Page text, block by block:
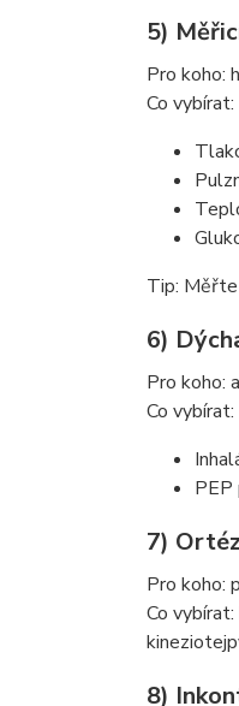
5)
Pro koho:
Co vybírat:
Tip: Měřte
6)
Pro koho:
Co vybírat:
PEP
7)
Pro koho:
Co
8)